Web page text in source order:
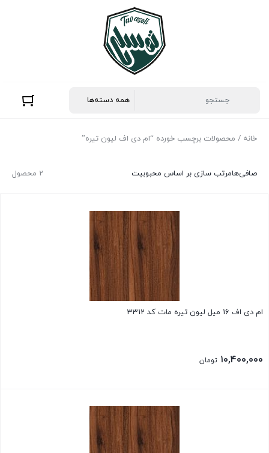
خانه / محصولات برچسب خورده “ام دی اف لیون تیره”
2 محصول صافی‌هامرتب سازی بر اساس محبوبیت
ام دی اف 16 میل لیون تیره مات کد 3312
۱۰,۴۰۰,۰۰۰ تومان